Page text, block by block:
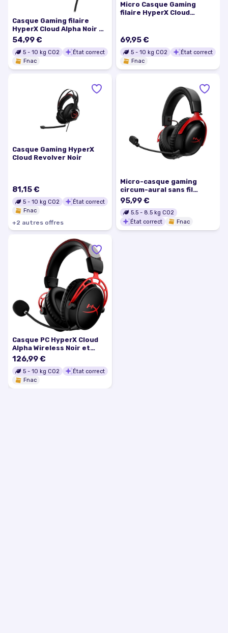
Casque Gaming filaire
HyperX Cloud Alpha Noir et
Rouge
54,99 €
5 - 10 kg CO2
État correct
Fnac
Micro Casque Gaming
filaire HyperX Cloud
69,95 €
5 - 10 kg CO2
État correct
Fnac
Casque Gaming HyperX
Cloud Revolver Noir
81,15 €
5 - 10 kg CO2
État correct
Fnac
+2 autres offres
Micro-casque gaming
circum-aural sans fil
HyperX Cloud III S
Bluetooth Noir et Rouge
95,99 €
5.5 - 8.5 kg CO2
État correct
Fnac
Casque PC HyperX Cloud
Alpha Wireless Noir et
rouge
126,99 €
5 - 10 kg CO2
État correct
Fnac